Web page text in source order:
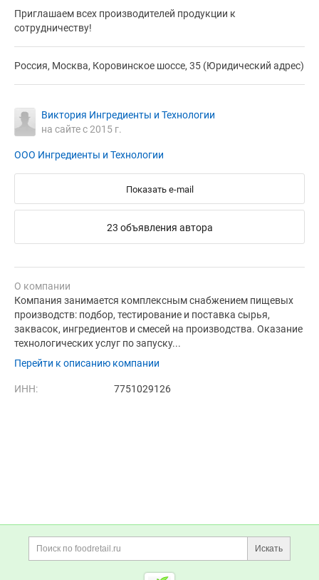
Приглашаем всех производителей продукции к
сотрудничеству!
Россия, Москва, Коровинское шоссе, 35 (Юридический адрес)
Виктория Ингредиенты и Технологии
на сайте с 2015 г.
ООО Ингредиенты и Технологии
Показать e-mail
23 объявления автора
О компании
Компания занимается комплексным снабжением пищевых
производств: подбор, тестирование и поставка сырья,
заквасок, ингредиентов и смесей на производства. Оказание
технологических услуг по запуску...
Перейти к описанию компании
ИНН: 7751029126
Дополнительная информация
Поиск по сайту и
Искать